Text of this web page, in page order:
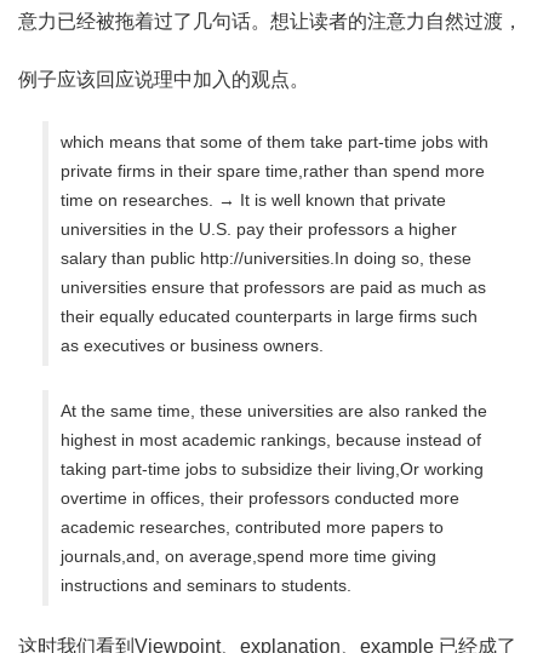
意力已经被拖着过了几句话。想让读者的注意力自然过渡，
例子应该回应说理中加入的观点。
which means that some of them take part-time jobs with
private firms in their spare time,rather than spend more
time on researches. → It is well known that private
universities in the U.S. pay their professors a higher
salary than public http://universities.In doing so, these
universities ensure that professors are paid as much as
their equally educated counterparts in large firms such
as executives or business owners.
At the same time, these universities are also ranked the
highest in most academic rankings, because instead of
taking part-time jobs to subsidize their living,Or working
overtime in offices, their professors conducted more
academic researches, contributed more papers to
journals,and, on average,spend more time giving
instructions and seminars to students.
这时我们看到Viewpoint、explanation、example 已经成了